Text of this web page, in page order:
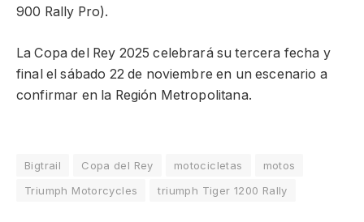
900 Rally Pro).
La Copa del Rey 2025 celebrará su tercera fecha y
final el sábado 22 de noviembre en un escenario a
confirmar en la Región Metropolitana.
Bigtrail Copa del Rey motocicletas
motos
Triumph Motorcycles
triumph Tiger 1200 Rally